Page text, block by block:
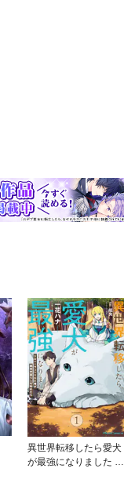
異世界転移したら愛犬
が最強になりました ～